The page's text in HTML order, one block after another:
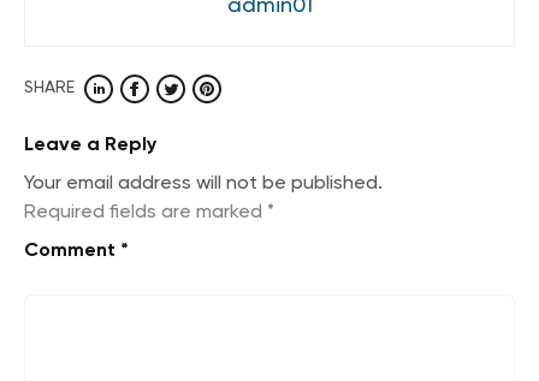
admin01
SHARE
Leave a Reply
Your email address will not be published.
Required fields are marked *
Comment *